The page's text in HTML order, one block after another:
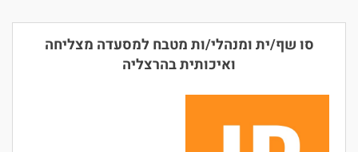
סו שף/ית ומנהלי/ות מטבח למסעדה מצליחה
ואיכותית בהרצליה